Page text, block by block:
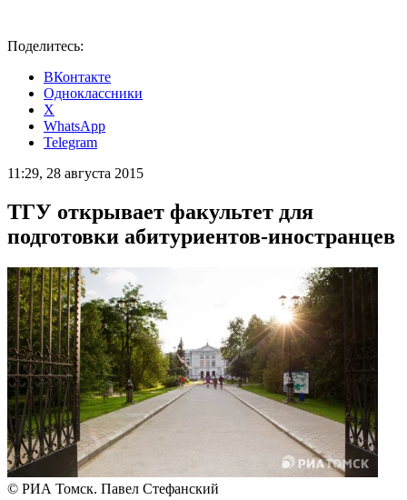
Поделитесь:
ВКонтакте
Одноклассники
X
WhatsApp
Telegram
11:29, 28 августа 2015
ТГУ открывает факультет для
подготовки абитуриентов-иностранцев
© РИА Томск. Павел Стефанский